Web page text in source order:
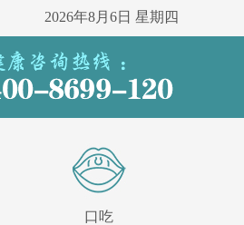
2026年8月6日 星期四
口吃